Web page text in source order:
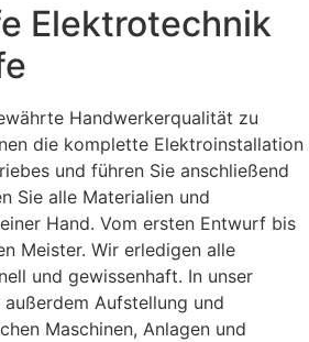
Elektrotechnik
Handwerkerqualität zu
die komplette Elektroinstallation
und führen Sie anschließend
Sie alle Materialien und
Hand. Vom ersten Entwurf bis
Meister. Wir erledigen alle
und gewissenhaft. In unser
Aufstellung und
Maschinen, Anlagen und